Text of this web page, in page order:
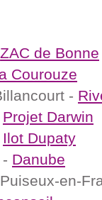
ZAC de Bonne
a Courouze
-
Projet Darwin
Ilot Dupaty
Danube
en-